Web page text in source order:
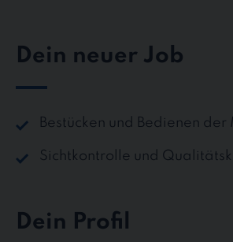
Dein neuer Job
Bestücken und Bedienen der
Sichtkontrolle und
Dein Profil